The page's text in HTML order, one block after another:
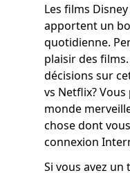
Les films
apportent un
quotidienne.
plaisir des
décisions sur
vs Netflix?
monde
chose dont
connexion
Si vous avez